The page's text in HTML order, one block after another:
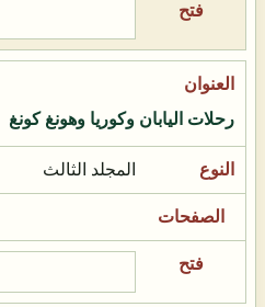
رحلات اليابان وكوريا وهونغ كونغ
المجلد الثالث